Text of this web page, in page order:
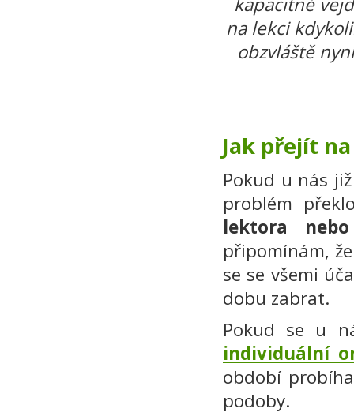
na lekci
obzvláště
Jak přejít
Pokud u nás
problém
lektora
připomínám,
se se všemi
dobu zabrat.
Pokud se u
individuální
období
podoby.